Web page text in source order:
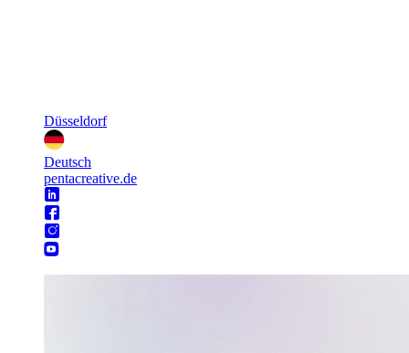
Düsseldorf
Deutsch
pentacreative.de